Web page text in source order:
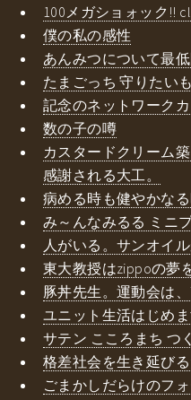
100メガショォック!!
僕の私の感性
あんみつについて最
たまごっち 守りたい
記念のネットワーク
数の子の噂
カスタードクリーム
感謝される大工。
病める時も健やかな
み～んなみるる ミニ
人がいる。サンオイル
東大教授はzippoの夢
豚丼先生。運動会は
ユニット生活はじめ
サテン こころまち つ
格差社会を生き延び
ごまかしだらけのフ